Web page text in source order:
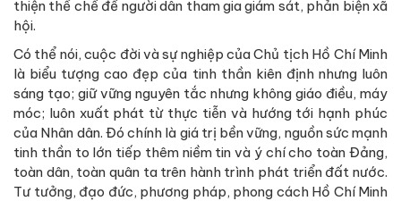
thiện thể chế để người dân tham gia giám sát, phản biện xã
hội.
Có thể nói, cuộc đời và sự nghiệp của Chủ tịch Hồ Chí Minh
là biểu tượng cao đẹp của tinh thần kiên định nhưng luôn
sáng tạo; giữ vững nguyên tắc nhưng không giáo điều, máy
móc; luôn xuất phát từ thực tiễn và hướng tới hạnh phúc
của Nhân dân. Đó chính là giá trị bền vững, nguồn sức mạnh
tinh thần to lớn tiếp thêm niềm tin và ý chí cho toàn Đảng,
toàn dân, toàn quân ta trên hành trình phát triển đất nước.
Tư tưởng, đạo đức, phương pháp, phong cách Hồ Chí Minh